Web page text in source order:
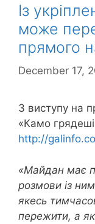
Із
може
прямого
December 17,
З виступу на
«Камо
http://
«Майдан має
розмови із
якесь
пережити, а